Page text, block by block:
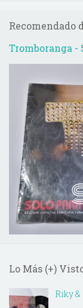
Recomendado
Tromboranga -
Lo Más (+)
Riky